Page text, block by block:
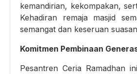
kemandirian, kekompakan,
Kehadiran remaja masjid
semangat dan keseruan
Komitmen Pembinaan
Pesantren Ceria Ramadhan